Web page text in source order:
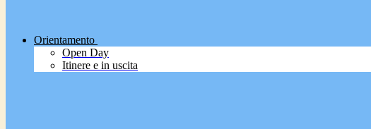
Orientamento
Open Day
Itinere e in uscita